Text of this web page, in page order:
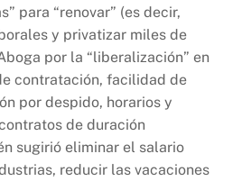
para “renovar” (es decir,
y privatizar miles de
por la “liberalización” en
contratación, facilidad de
por despido, horarios y
de duración
sugirió eliminar el salario
reducir las vacaciones